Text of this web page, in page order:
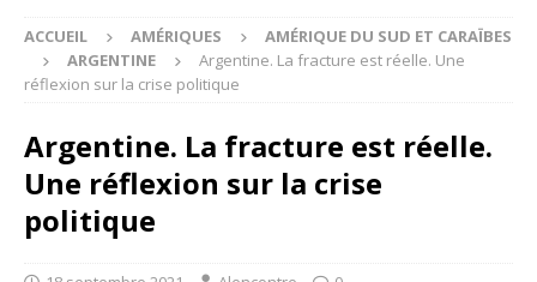
ACCUEIL AMÉRIQUES
AMÉRIQUE DU SUD ET CARAÏBES
ARGENTINE
Argentine. La fracture est réelle. Une
réflexion sur la crise politique
Argentine. La fracture est réelle.
Une réflexion sur la crise
politique